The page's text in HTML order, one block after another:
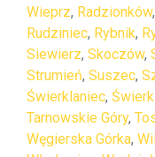
Wieprz, Radzionków,
Rudziniec, Rybnik,
Siewierz, Skoczów,
Strumień, Suszec,
Świerklaniec,
Tarnowskie Góry,
Węgierska Górka,